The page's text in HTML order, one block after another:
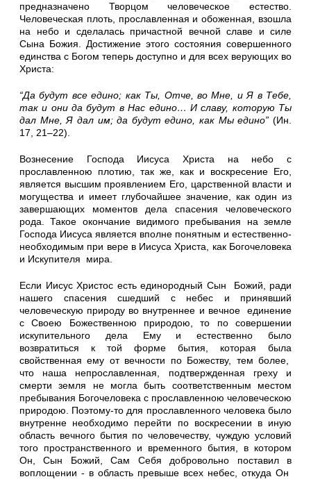
предназначено Творцом человеческое естество.
Человеческая плоть, прославленная и обоженная, взошла
на небо и сделалась причастной вечной славе и силе
Сына Божия. Достижение этого состояния совершенного
единства с Богом теперь доступно и для всех верующих во
Христа:
“Да будут все едино; как Ты, Отче, во Мне, и Я в Тебе,
так и они да будут в Нас едино… И славу, которую Ты
дал Мне, Я дал им; да будут едино, как Мы едино” (Ин.
17, 21–22).
Вознесение Господа Иисуса Христа на небо с
прославленною плотию, так же, как и воскресение Его,
является высшим проявлением Его, царственной власти и
могущества и имеет глубочайшее значение, как один из
завершающих моментов дела спасения человеческого
рода. Такое окончание видимого пребывания на земле
Господа Иисуса является вполне понятным и естественно-
необходимым при вере в Иисуса Христа, как Богочеловека
и Искупителя мира.
Если Иисус Христос есть единородный Сын Божий, ради
нашего спасения сшедший с небес и принявший
человеческую природу во внутреннее и вечное единение
с Своею Божественною природою, то по совершении
искупительного дела Ему и естественно было
возвратиться к той форме бытия, которая была
свойственная ему от вечности по Божеству, тем более,
что наша непрославленная, подтвержденная греху и
смерти земля не могла быть соответственным местом
пребывания Богочеловека с прославленною человеческою
природою. Поэтому-то для прославленного человека было
внутренне необходимо перейти по воскресении в иную
область вечного бытия по человечеству, чуждую условий
того пространственного и временного бытия, в котором
Он, Сын Божий, Сам Себя добровольно поставил в
воплощении - в область превыше всех небес, откуда Он